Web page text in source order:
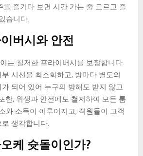
를 즐기다 보면 시간 가는 줄 모르고 즐
습니다.
버시와 안전
는 철저한 프라이버시를 보장합니다.
시선을 최소화하고, 방마다 별도의
되어 있어 누구의 방해도 받지 않고
한, 위생과 안전에도 철저하여 모든 룸
와 소독이 이루어지고, 직원들이 고객
생각합니다.
케 슛돌이인가?